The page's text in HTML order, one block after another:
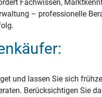
Fachwissen,
– professionelle
und lassen Sie sich
Berücksichtigen Sie